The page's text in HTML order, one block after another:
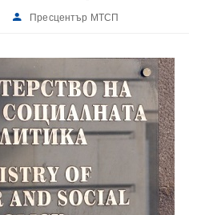
Пресцентър МТСП